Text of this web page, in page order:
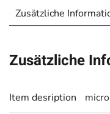
Zusätzliche
Zusätzliche
Item desription